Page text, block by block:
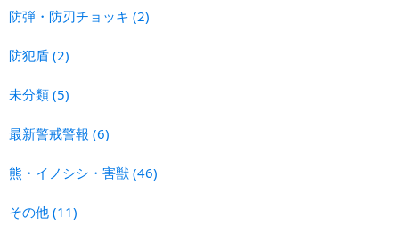
防弾・防刃チョッキ (2)
防犯盾 (2)
未分類 (5)
最新警戒警報 (6)
熊・イノシシ・害獣 (46)
その他 (11)